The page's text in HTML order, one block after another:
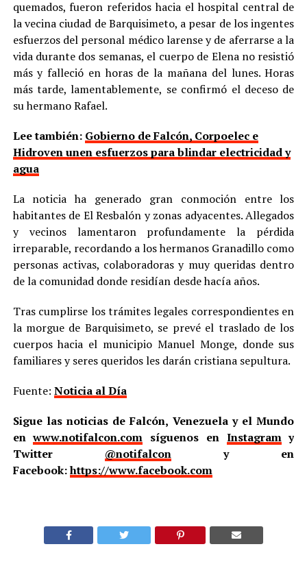
quemados, fueron referidos hacia el hospital central de
la vecina ciudad de Barquisimeto, a pesar de los ingentes
esfuerzos del personal médico larense y de aferrarse a la
vida durante dos semanas, el cuerpo de Elena no resistió
más y falleció en horas de la mañana del lunes. Horas
más tarde, lamentablemente, se confirmó el deceso de
su hermano Rafael.
Lee también: Gobierno de Falcón, Corpoelec e
Hidroven unen esfuerzos para blindar electricidad y
agua
La noticia ha generado gran conmoción entre los
habitantes de El Resbalón y zonas adyacentes. Allegados
y vecinos lamentaron profundamente la pérdida
irreparable, recordando a los hermanos Granadillo como
personas activas, colaboradoras y muy queridas dentro
de la comunidad donde residían desde hacía años.
Tras cumplirse los trámites legales correspondientes en
la morgue de Barquisimeto, se prevé el traslado de los
cuerpos hacia el municipio Manuel Monge, donde sus
familiares y seres queridos les darán cristiana sepultura.
Fuente: Noticia al Día
Sigue las noticias de Falcón, Venezuela y el Mundo
enwww.notifalcon.com síguenos en Instagramy
Twitter @notifalcony en
Facebook:https://www.facebook.com